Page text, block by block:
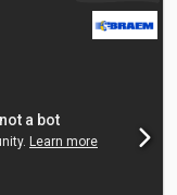
Euro 6,
, Équipement:
: 19 000 kg =
pour benne
force (PTO)